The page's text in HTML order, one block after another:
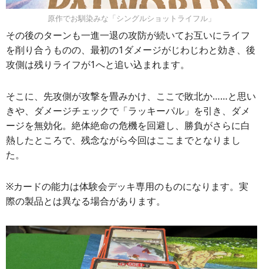
原作でお馴染みな「シングルショットライフル」
その後のターンも一進一退の攻防が続いてお互いにライフ
を削り合うものの、最初の1ダメージがじわじわと効き、後
攻側は残りライフが1へと追い込まれます。
そこに、先攻側が攻撃を畳みかけ、ここで敗北か……と思い
きや、ダメージチェックで「ラッキーパル」を引き、ダメ
ージを無効化。絶体絶命の危機を回避し、勝負がさらに白
熱したところで、残念ながら今回はここまでとなりまし
た。
※カードの能力は体験会デッキ専用のものになります。実
際の製品とは異なる場合があります。